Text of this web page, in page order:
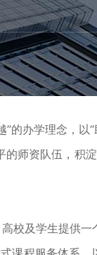
”的办学理念，
师资队伍，积
校及学生提供